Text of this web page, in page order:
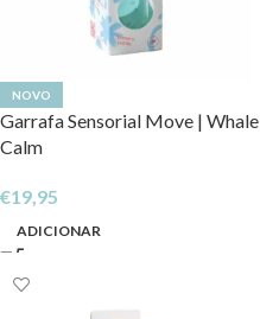
NOVO
Garrafa Sensorial Move | Whale
Calm
€19,95
ADICIONAR